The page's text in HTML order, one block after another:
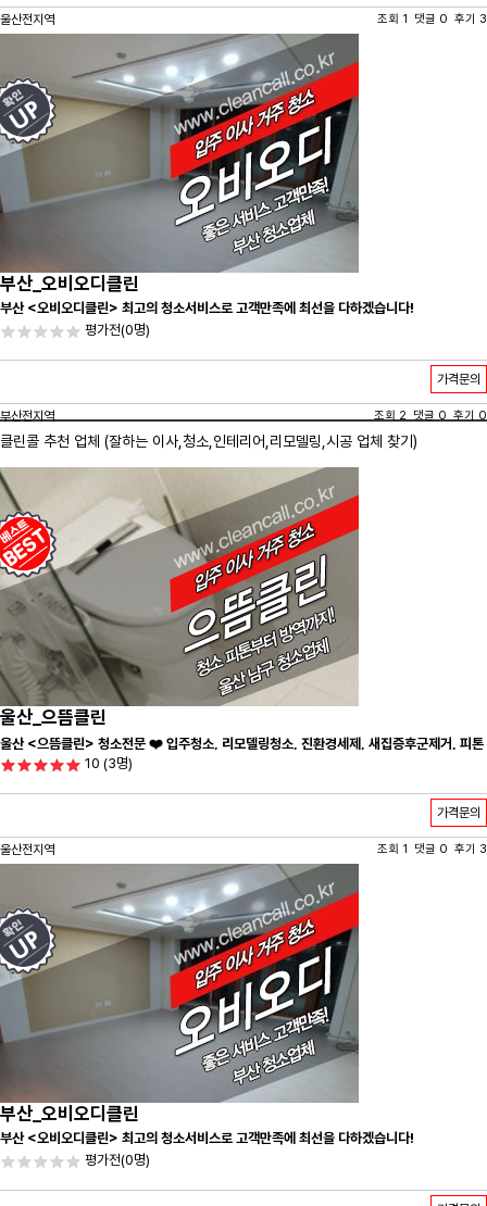
울산전지역 조회 1 댓글 0 후기 3
부산_오비오디클린
부산 <오비오디클린> 최고의 청소서비스로 고객만족에 최선을 다하겠습니다!
평가전(0명)
가격문의
부산전지역 조회 2 댓글 0 후기 0
클린콜 추천 업체 (잘하는 이사, 청소 ,인테리어,리모델링,시공 업체 찾기)
울산_으뜸클린
울산 <으뜸클린> 청소전문 ❤️ 입주청소, 리모델링청소, 진환경세제, 새집증후군제거, 피톤
치드시공 전문 청소 업체 ❤️
10 (3명)
가격문의
울산전지역 조회 1 댓글 0 후기 3
부산_오비오디클린
부산 <오비오디클린> 최고의 청소서비스로 고객만족에 최선을 다하겠습니다!
평가전(0명)